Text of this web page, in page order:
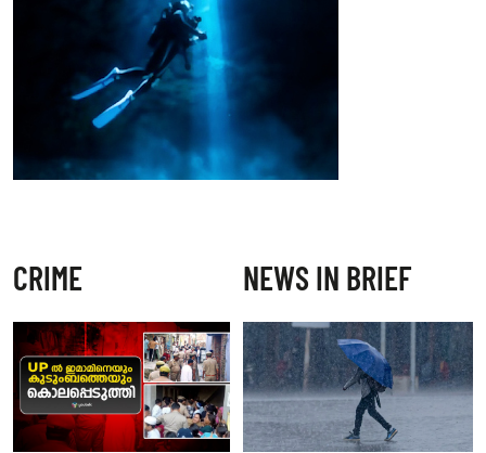
CRIME NEWS IN BRIEF